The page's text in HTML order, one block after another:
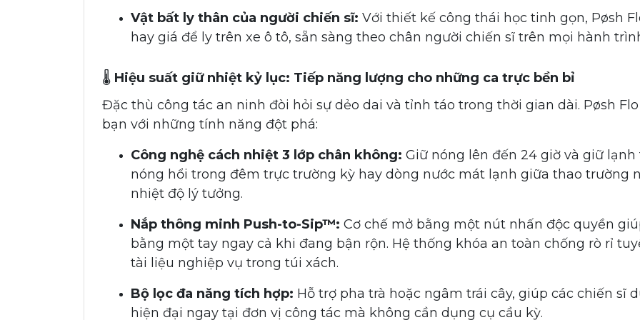
Vật bất ly thân của người chiến sĩ: Với thiết kế công thái học tinh gọn, Pøsh
hay giá để ly trên xe ô tô, sẵn sàng theo chân người chiến sĩ trên mọi hành
🌡️ Hiệu suất giữ nhiệt kỷ lục: Tiếp năng lượng cho những ca trực bền bỉ
Đặc thù công tác an ninh đòi hỏi sự dẻo dai và tỉnh táo trong thời gian dài. Pøsh
bạn với những tính năng đột phá:
Công nghệ cách nhiệt 3 lớp chân không: Giữ nóng lên đến 24 giờ và giữ
nóng hổi trong đêm trực trường kỳ hay dòng nước mát lạnh giữa thao trường
nhiệt độ lý tưởng.
Nắp thông minh Push-to-Sip™: Cơ chế mở bằng một nút nhấn độc quyền
bằng một tay ngay cả khi đang bận rộn. Hệ thống khóa an toàn chống rò rỉ
tài liệu nghiệp vụ trong túi xách.
Bộ lọc đa năng tích hợp: Hỗ trợ pha trà hoặc ngâm trái cây, giúp các chiến sĩ
hiện đại ngay tại đơn vị công tác mà không cần dụng cụ cầu kỳ.